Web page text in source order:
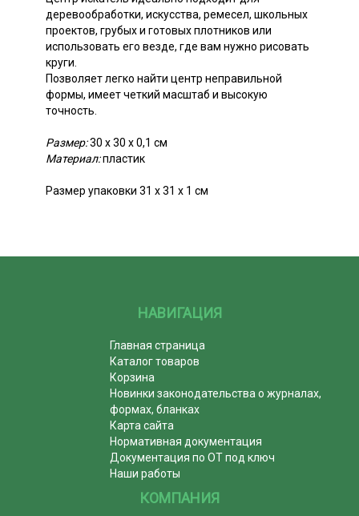
деревообработки, искусства, ремесел, школьных
проектов, грубых и готовых плотников или
использовать его везде, где вам нужно рисовать
круги.
Позволяет легко найти центр неправильной
формы, имеет четкий масштаб и высокую
точность.
Размер:30 x 30 х 0,1 см
Материал:пластик
Размер упаковки 31 х 31 х 1 см
НАВИГАЦИЯ
Главная страница
Каталог товаров
Корзина
Новинки законодательства о журналах,
формах, бланках
Карта сайта
Нормативная документация
Документация по ОТ под ключ
Наши работы
КОМПАНИЯ